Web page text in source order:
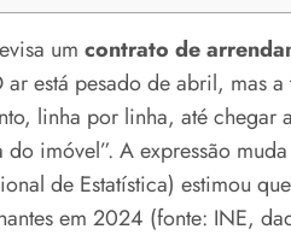
um contrato de
está pesado de abril, mas a
linha por linha, até chegar
imóvel”. A expressão
de Estatística) estimou
em 2024 (fonte: INE,